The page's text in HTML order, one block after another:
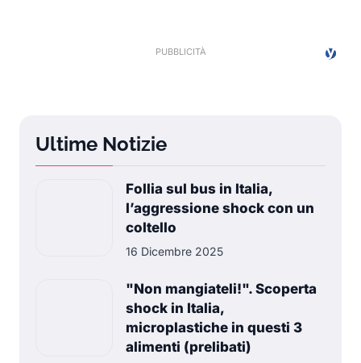
Ultime Notizie
Follia sul bus in Italia,
l’aggressione shock con un
coltello
16 Dicembre 2025
"Non mangiateli!". Scoperta
shock in Italia,
microplastiche in questi 3
alimenti (prelibati)